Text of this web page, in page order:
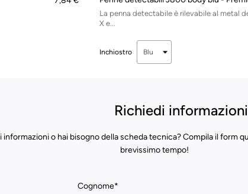
La penna detectabile è rilevabile al metal
X e...
Inchiostro
Richiedi informazioni
o hai bisogno della scheda tecnica? Compila il form
brevissimo tempo!